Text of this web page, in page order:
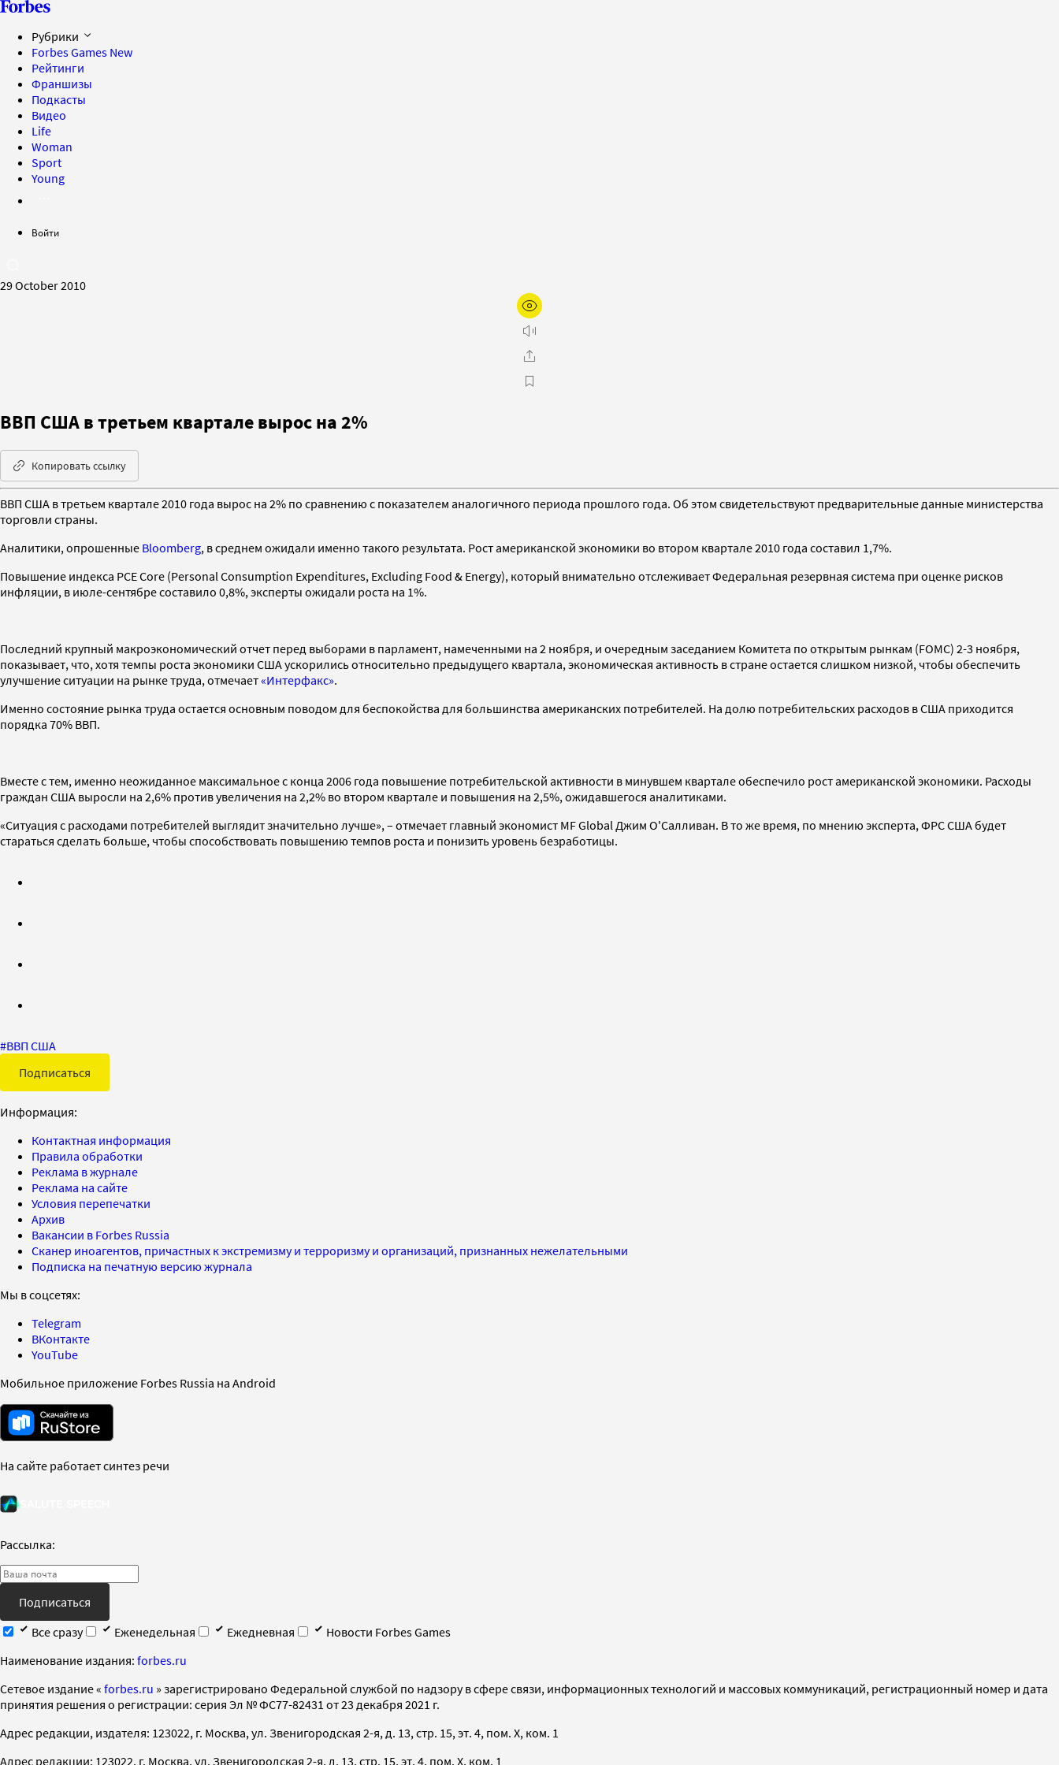
Рубрики
Forbes Games New
Рейтинги
Франшизы
Подкасты
Видео
Life
Woman
Sport
Young
Войти
29 October 2010
ВВП США в третьем квартале вырос на 2%
Копировать ссылку
ВВП США в третьем квартале 2010 года вырос на 2% по сравнению с показателем аналогичного периода прошлого года. Об этом свидетельствуют предварительные данные министерства
торговли страны.
Аналитики, опрошенные Bloomberg, в среднем ожидали именно такого результата. Рост американской экономики во втором квартале 2010 года составил 1,7%.
Повышение индекса PCE Core (Personal Consumption Expenditures, Excluding Food & Energy), который внимательно отслеживает Федеральная резервная система при оценке рисков
инфляции, в июле-сентябре составило 0,8%, эксперты ожидали роста на 1%.
Последний крупный макроэкономический отчет перед выборами в парламент, намеченными на 2 ноября, и очередным заседанием Комитета по открытым рынкам (FOMC) 2-3 ноября,
показывает, что, хотя темпы роста экономики США ускорились относительно предыдущего квартала, экономическая активность в стране остается слишком низкой, чтобы обеспечить
улучшение ситуации на рынке труда, отмечает«Интерфакс».
Именно состояние рынка труда остается основным поводом для беспокойства для большинства американских потребителей. На долю потребительских расходов в США приходится
порядка 70% ВВП.
Вместе с тем, именно неожиданное максимальное с конца 2006 года повышение потребительской активности в минувшем квартале обеспечило рост американской экономики. Расходы
граждан США выросли на 2,6% против увеличения на 2,2% во втором квартале и повышения на 2,5%, ожидавшегося аналитиками.
«Ситуация с расходами потребителей выглядит значительно лучше», – отмечает главный экономист MF Global Джим О'Салливан. В то же время, по мнению эксперта, ФРС США будет
стараться сделать больше, чтобы способствовать повышению темпов роста и понизить уровень безработицы.
#ВВП США
Подписаться
Информация:
Контактная информация
Правила обработки
Реклама в журнале
Реклама на сайте
Условия перепечатки
Архив
Вакансии в Forbes Russia
Сканер иноагентов, причастных к экстремизму и терроризму и организаций, признанных нежелательными
Подписка на печатную версию журнала
Мы в соцсетях:
Telegram
ВКонтакте
YouTube
Мобильное приложение Forbes Russia на Android
На сайте работает синтез речи
Рассылка:
Подписаться
Все сразу
Еженедельная Ежедневная
Новости Forbes Games
Наименование издания: forbes.ru
Cетевое издание « forbes.ru » зарегистрировано Федеральной службой по надзору в сфере связи, информационных технологий и массовых коммуникаций, регистрационный номер и дата
принятия решения о регистрации: серия Эл № ФС77-82431 от 23 декабря 2021 г.
Адрес редакции, издателя: 123022, г. Москва, ул. Звенигородская 2-я, д. 13, стр. 15, эт. 4, пом. X, ком. 1
Адрес редакции: 123022, г. Москва, ул. Звенигородская 2-я, д. 13, стр. 15, эт. 4, пом. X, ком. 1